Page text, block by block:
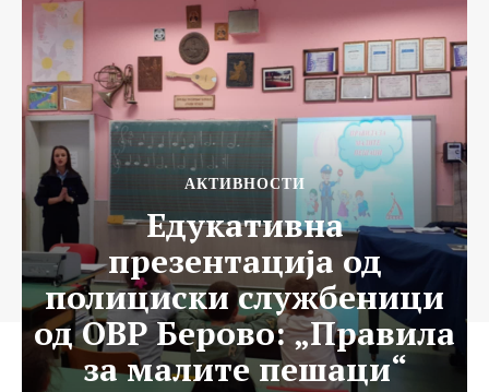
АКТИВНОСТИ
Едукативна
презентација од
полициски службеници
од ОВР Берово: „Правила
за малите пешаци“